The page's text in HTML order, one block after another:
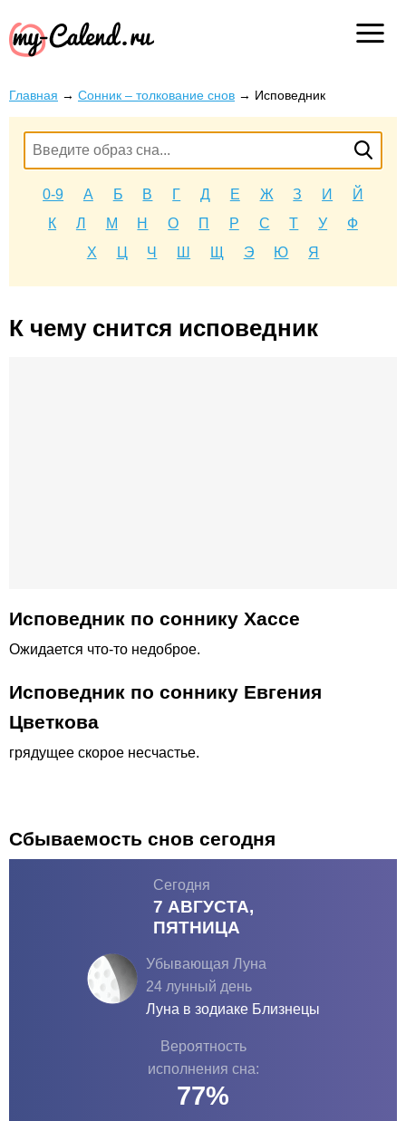
Главная → Сонник – толкование снов → Исповедник
0-9 А Б В Г Д Е Ж З И
Й
К
Л М Н О П Р С Т У
Ф
Х
Ц Ч Ш Щ Э Ю Я
К чему снится исповедник
Исповедник по соннику Хассе
Ожидается что-то недоброе.
Исповедник по соннику Евгения
Цветкова
грядущее скорое несчастье.
Сбываемость снов сегодня
Сегодня
7 АВГУСТА,
ПЯТНИЦА
Убывающая Луна
24 лунный день
Луна в зодиаке Близнецы
Вероятность
исполнения сна:
77%